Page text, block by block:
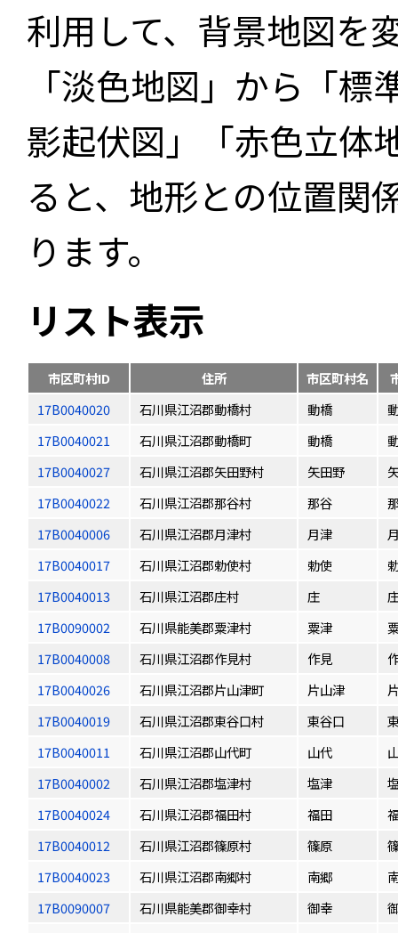
利用して、背景地図を
「淡色地図」から「
影起伏図」「赤色立体
ると、地形との位置関
ります。
リスト表示
市区町村ID 住所 市区町村名
17B0040020
石川県江沼郡動橋村 動橋
17B0040021
石川県江沼郡動橋町 動橋
17B0040027
石川県江沼郡矢田野村 矢田野
17B0040022
石川県江沼郡那谷村 那谷
17B0040006
石川県江沼郡月津村 月津
17B0040017
石川県江沼郡勅使村 勅使
17B0040013
石川県江沼郡庄村 庄
17B0090002
石川県能美郡粟津村 粟津
17B0040008
石川県江沼郡作見村 作見
17B0040026
石川県江沼郡片山津町 片山津
17B0040019
石川県江沼郡東谷口村 東谷口
17B0040011
石川県江沼郡山代町 山代
17B0040002
石川県江沼郡塩津村 塩津
17B0040024
石川県江沼郡福田村 福田
17B0040012
石川県江沼郡篠原村 篠原
17B0040023
石川県江沼郡南郷村 南郷
17B0090007
石川県能美郡御幸村 御幸